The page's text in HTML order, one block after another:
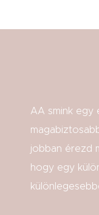
AA smink egy
jobban érezd
hogy egy